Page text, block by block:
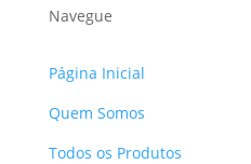
Navegue
Página Inicial
Quem Somos
Todos os Produtos